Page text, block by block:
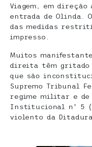
Viagem, em direção
entrada de Olinda.
das medidas
impresso.
Muitos
direita têm gritado
que são
Supremo Tribunal
regime militar e de
Institucional nº 5
violento da